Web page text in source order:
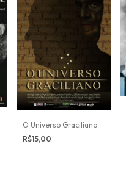
O Universo Graciliano
R$15,00